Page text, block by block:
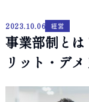
2023.10.06 経営
事業部制と
リット・デ